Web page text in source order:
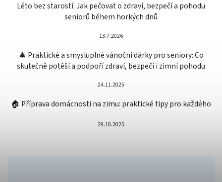
Léto bez starostí: Jak pečovat o zdraví, bezpečí a pohodu
seniorů během horkých dnů
13.7.2026
🎄 Praktické a smysluplné vánoční dárky pro seniory: Co
skutečně potěší a podpoří zdraví, bezpečí i zimní pohodu
24.11.2025
🏠 Příprava domácnosti na zimu: praktické tipy pro každého
29.10.2025